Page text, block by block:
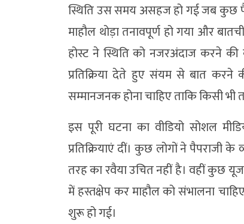
स्थिति उस समय असहज हो गई जब कुछ
माहौल थोड़ा तनावपूर्ण हो गया और
होस्ट ने स्थिति को नजरअंदाज करने की
प्रतिक्रिया देते हुए संयम से बात करने
सम्मानजनक होना चाहिए ताकि किसी
इस पूरी घटना का वीडियो सोशल
प्रतिक्रियाएं दीं। कुछ लोगों ने
तरह का रवैया उचित नहीं है। वहीं कुछ
में हस्तक्षेप कर माहौल को संभालना
शुरू हो गई।